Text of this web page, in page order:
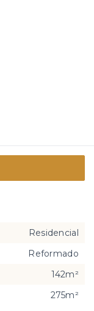
Residencial
Reformado
142m²
275m²